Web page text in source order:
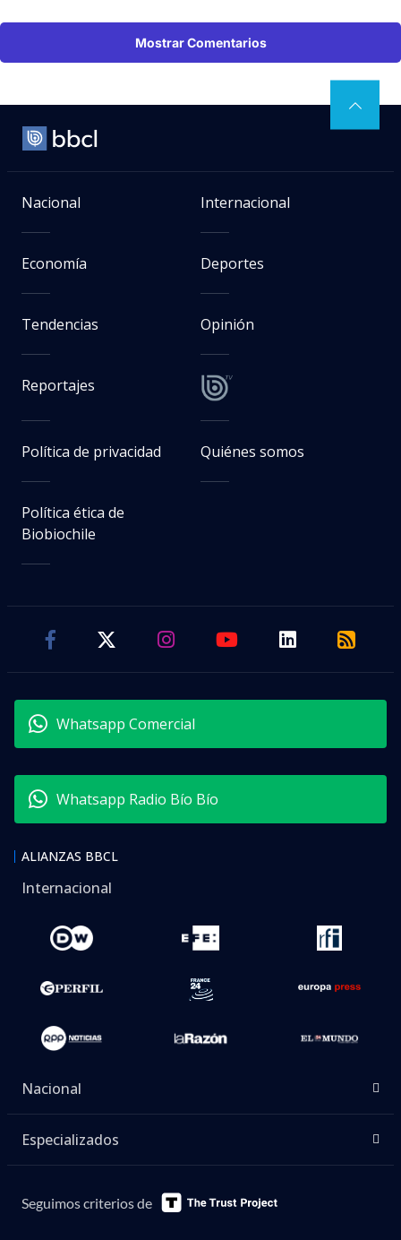
Mostrar Comentarios
Nacional Internacional
Economía Deportes
Tendencias Opinión
Reportajes
Política de privacidad Quiénes somos
Política ética de
Biobiochile
Whatsapp Comercial
Whatsapp Radio Bío Bío
ALIANZAS BBCL
Internacional
Nacional
Especializados
Seguimos criterios de